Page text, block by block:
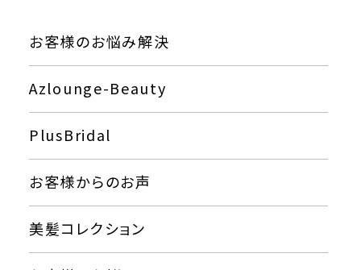
お客様のお悩み解決
Azlounge-Beauty
PlusBridal
お客様からのお声
美髪コレクション